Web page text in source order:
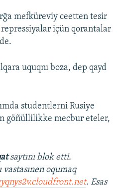
mefküreviy ceetten tesir
içün qorantalar
uquqnı boza, dep qayd
studentlerni Rusiye
göñüllilikke mecbur eteler,
saytını blok etti.
vastasınen oqumaq
. Esas